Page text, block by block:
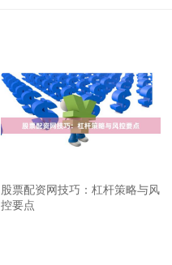
股票配资网技巧：杠杆策略与风
控要点